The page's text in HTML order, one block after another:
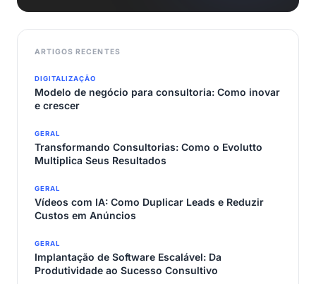
ARTIGOS RECENTES
DIGITALIZAÇÃO
Modelo de negócio para consultoria: Como inovar
e crescer
GERAL
Transformando Consultorias: Como o Evolutto
Multiplica Seus Resultados
GERAL
Vídeos com IA: Como Duplicar Leads e Reduzir
Custos em Anúncios
GERAL
Implantação de Software Escalável: Da
Produtividade ao Sucesso Consultivo